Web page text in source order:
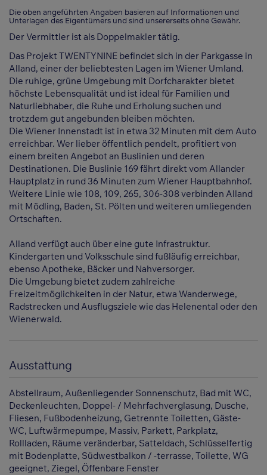
Die oben angeführten Angaben basieren auf Informationen und
Unterlagen des Eigentümers und sind unsererseits ohne Gewähr.
Der Vermittler ist als Doppelmakler tätig.
Das Projekt TWENTYNINE befindet sich in der Parkgasse in
Alland, einer der beliebtesten Lagen im Wiener Umland.
Die ruhige, grüne Umgebung mit Dorfcharakter bietet
höchste Lebensqualität und ist ideal für Familien und
Naturliebhaber, die Ruhe und Erholung suchen und
trotzdem gut angebunden bleiben möchten.
Die Wiener Innenstadt ist in etwa 32 Minuten mit dem Auto
erreichbar. Wer lieber öffentlich pendelt, profitiert von
einem breiten Angebot an Buslinien und deren
Destinationen. Die Buslinie 169 fährt direkt vom Allander
Hauptplatz in rund 36 Minuten zum Wiener Hauptbahnhof.
Weitere Linie wie 108, 109, 265, 306-308 verbinden Alland
mit Mödling, Baden, St. Pölten und weiteren umliegenden
Ortschaften.
Alland verfügt auch über eine gute Infrastruktur.
Kindergarten und Volksschule sind fußläufig erreichbar,
ebenso Apotheke, Bäcker und Nahversorger.
Die Umgebung bietet zudem zahlreiche
Freizeitmöglichkeiten in der Natur, etwa Wanderwege,
Radstrecken und Ausflugsziele wie das Helenental oder den
Wienerwald.
Ausstattung
Abstellraum Außenliegender Sonnenschutz Bad mit WC
Deckenleuchten Doppel- / Mehrfachverglasung Dusche
Fliesen Fußbodenheizung Getrennte Toiletten Gäste-
WC Luftwärmepumpe Massiv Parkett Parkplatz
Rollladen Räume veränderbar Satteldach Schlüsselfertig
mit Bodenplatte Südwestbalkon / -terrasse Toilette WG
geeignet Ziegel Öffenbare Fenster